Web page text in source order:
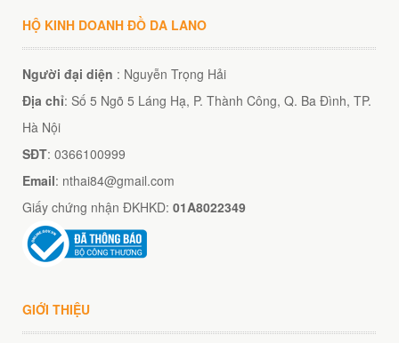
HỘ KINH DOANH ĐỒ DA LANO
Người đại diện : Nguyễn Trọng Hải
Địa chỉ: Số 5 Ngõ 5 Láng Hạ, P. Thành Công, Q. Ba Đình, TP.
Hà Nội
SĐT: 0366100999
Email: nthai84@gmail.com
Giấy chứng nhận ĐKHKD: 01A8022349
GIỚI THIỆU